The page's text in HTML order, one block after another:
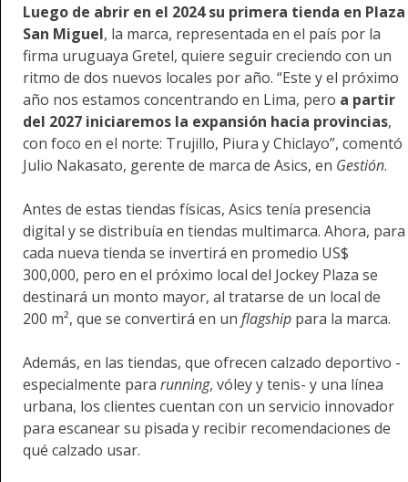
Luego de abrir en el 2024 su primera tienda en Plaza
San Miguel, la marca, representada en el país por la
firma uruguaya Gretel, quiere seguir creciendo con un
ritmo de dos nuevos locales por año. “Este y el próximo
año nos estamos concentrando en Lima, pero a partir
del 2027 iniciaremos la expansión hacia provincias,
con foco en el norte: Trujillo, Piura y Chiclayo”, comentó
Julio Nakasato, gerente de marca de Asics, en Gestión.
Antes de estas tiendas físicas, Asics tenía presencia
digital y se distribuía en tiendas multimarca. Ahora, para
cada nueva tienda se invertirá en promedio US$
300,000, pero en el próximo local del Jockey Plaza se
destinará un monto mayor, al tratarse de un local de
200 m², que se convertirá en un flagship para la marca.
Además, en las tiendas, que ofrecen calzado deportivo -
especialmente para running, vóley y tenis- y una línea
urbana, los clientes cuentan con un servicio innovador
para escanear su pisada y recibir recomendaciones de
qué calzado usar.